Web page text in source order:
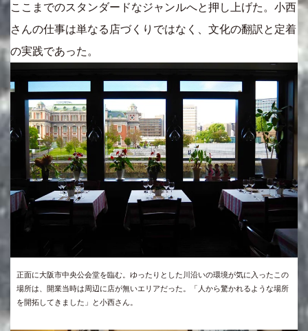
ここまでのスタンダードなジャンルへと押し上げた。小西
さんの仕事は単なる店づくりではなく、文化の翻訳と定着
の実践であった。
正面に大阪市中央公会堂を臨む。ゆったりとした川沿いの環境が気に入ったこの
場所は、開業当時は周辺に店が無いエリアだった。「人から驚かれるような場所
を開拓してきました」と小西さん。